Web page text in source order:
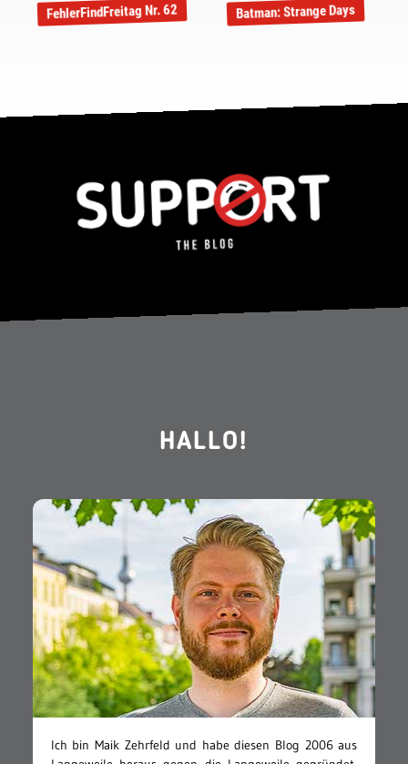
FehlerFindFreitag Nr. 62 Batman: Strange Days
HALLO!
Ich bin Maik Zehrfeld und habe diesen Blog 2006 aus